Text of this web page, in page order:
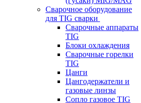
Сварочное оборудование
для TIG сварки
Сварочные аппараты
TIG
Блоки охлаждения
Сварочные горелки
TIG
Цанги
Цангодержатели и
газовые линзы
Сопло газовое TIG